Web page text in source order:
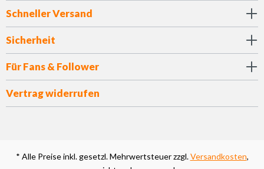
Schneller Versand
Sicherheit
Für Fans & Follower
Vertrag widerrufen
* Alle Preise inkl. gesetzl. Mehrwertsteuer zzgl.Versandkosten,